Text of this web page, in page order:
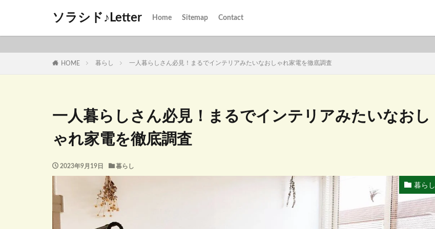
ソラシド♪Letter Home Sitemap Contact
HOME 暮らし 一人暮らしさん必見！まるでインテリアみたいなおしゃれ家電を徹底調査
一人暮らしさん必見！まるでインテリアみたいなおし
ゃれ家電を徹底調査
2023年9月19日 暮らし
暮らし